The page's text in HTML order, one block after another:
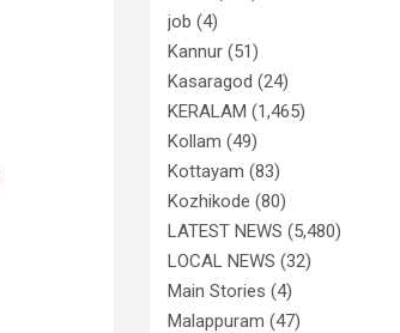
job (4)
Kannur (51)
Kasaragod (24)
KERALAM (1,465)
Kollam (49)
Kottayam (83)
Kozhikode (80)
LATEST NEWS (5,480)
LOCAL NEWS (32)
Main Stories (4)
Malappuram (47)